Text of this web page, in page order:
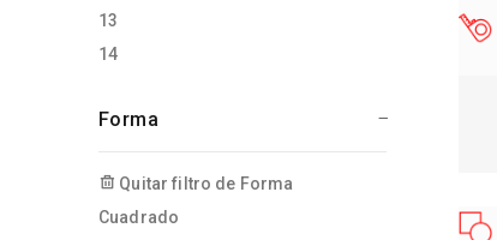
13
14
Forma
Quitar filtro de Forma
Cuadrado